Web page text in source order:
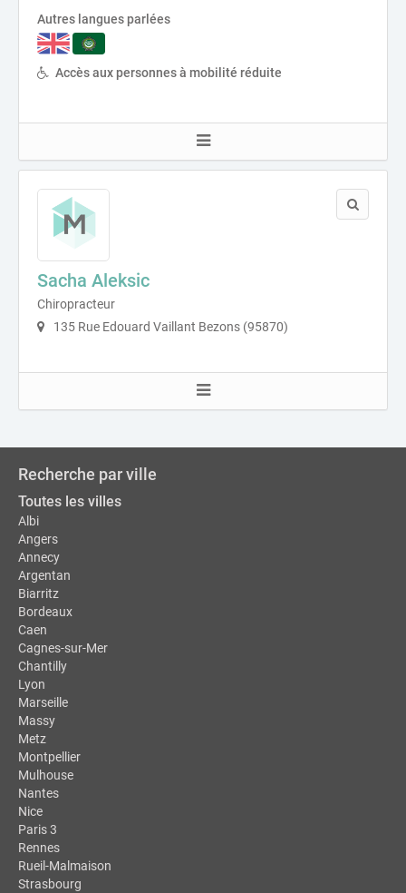
Autres langues parlées
Accès aux personnes à mobilité réduite
Sacha Aleksic
Chiropracteur
135 Rue Edouard Vaillant Bezons (95870)
Recherche par ville
Toutes les villes
Albi
Angers
Annecy
Argentan
Biarritz
Bordeaux
Caen
Cagnes-sur-Mer
Chantilly
Lyon
Marseille
Massy
Metz
Montpellier
Mulhouse
Nantes
Nice
Paris 3
Rennes
Rueil-Malmaison
Strasbourg